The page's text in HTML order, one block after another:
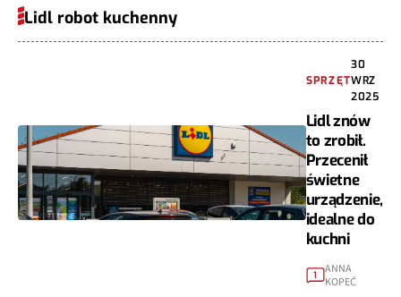
Lidl robot kuchenny
SPRZĘT
30
WRZ
2025
Lidl znów
to zrobił.
Przecenił
świetne
urządzenie,
idealne do
kuchni
1
ANNA
KOPEĆ